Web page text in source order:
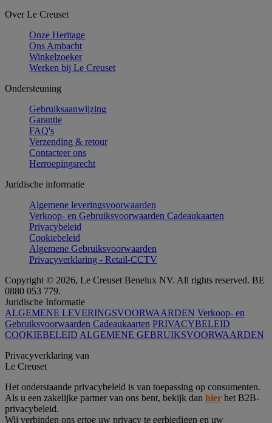
Over Le Creuset
Onze Heritage
Ons Ambacht
Winkelzoeker
Werken bij Le Creuset
Ondersteuning
Gebruiksaanwijzing
Garantie
FAQ's
Verzending & retour
Contacteer ons
Herroepingsrecht
Juridische informatie
Algemene leveringsvoorwaarden
Verkoop- en Gebruiksvoorwaarden Cadeaukaarten
Privacybeleid
Cookiebeleid
Algemene Gebruiksvoorwaarden
Privacyverklaring - Retail-CCTV
Copyright © 2026, Le Creuset Benelux NV. All rights reserved. BE
0880 053 779.
Juridische Informatie
ALGEMENE LEVERINGSVOORWAARDEN Verkoop- en
Gebruiksvoorwaarden Cadeaukaarten PRIVACYBELEID
COOKIEBELEID ALGEMENE GEBRUIKSVOORWAARDEN
Privacyverklaring van
Le Creuset
Het onderstaande privacybeleid is van toepassing op consumenten.
Als u een zakelijke partner van ons bent, bekijk dan hier het B2B-
privacybeleid.
Wij verbinden ons ertoe uw privacy te eerbiedigen en uw